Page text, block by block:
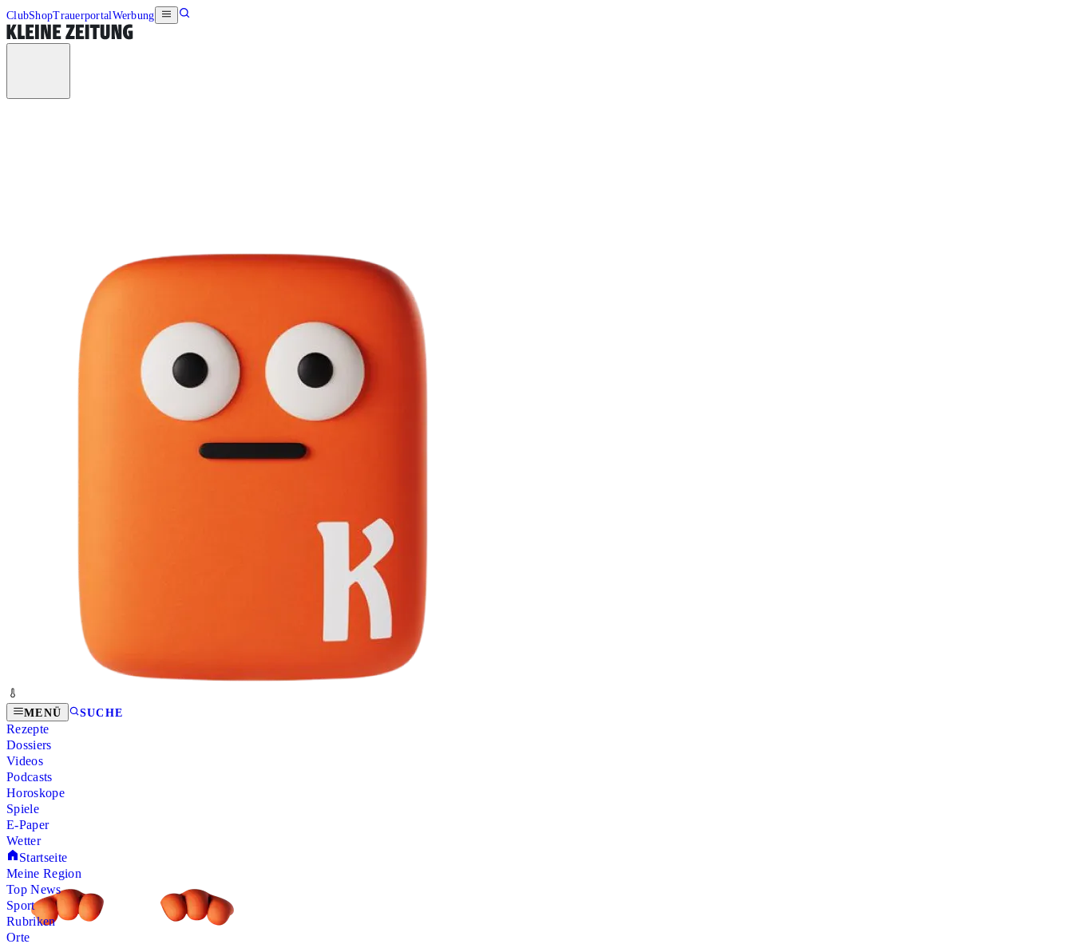
ClubShopTrauerportalWerbung
MENÜ SUCHE
Rezepte
Dossiers
Videos
Podcasts
Horoskope
Spiele
E-Paper
Wetter
Startseite
Meine Region
Top News
Sport
Rubriken
Orte